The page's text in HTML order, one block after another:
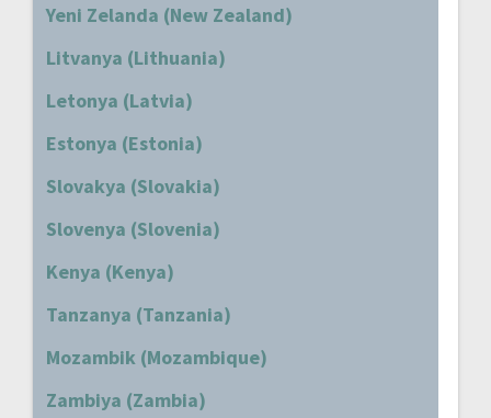
Yeni Zelanda (New Zealand)
Litvanya (Lithuania)
Letonya (Latvia)
Estonya (Estonia)
Slovakya (Slovakia)
Slovenya (Slovenia)
Kenya (Kenya)
Tanzanya (Tanzania)
Mozambik (Mozambique)
Zambiya (Zambia)